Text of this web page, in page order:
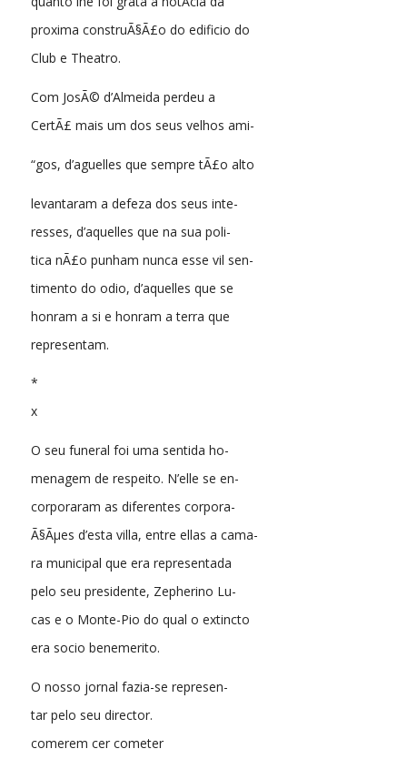
proxima construÃ§Ã£o do edificio do
Club e Theatro.
Com JosÃ© d’Almeida perdeu a
CertÃ£ mais um dos seus velhos ami-
“gos, d’aguelles que sempre tÃ£o alto
levantaram a defeza dos seus inte-
resses, d’aquelles que na sua poli-
tica nÃ£o punham nunca esse vil sen-
timento do odio, d’aquelles que se
honram a si e honram a terra que
representam.
*
x
O seu funeral foi uma sentida ho-
menagem de respeito. N’elle se en-
corporaram as diferentes corpora-
Ã§Ãµes d’esta villa, entre ellas a cama-
ra municipal que era representada
pelo seu presidente, Zepherino Lu-
cas e o Monte-Pio do qual o extincto
era socio benemerito.
O nosso jornal fazia-se represen-
tar pelo seu director.
comerem cer cometer